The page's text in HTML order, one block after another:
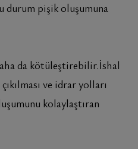
durum pişik oluşumuna
da kötüleştirebilir.İshal
ve idrar yolları
kolaylaştıran